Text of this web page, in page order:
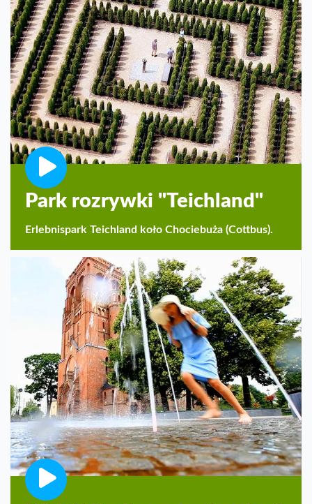
Park rozrywki "Teichland"
Erlebnispark Teichland koło Chociebuża (Cottbus).